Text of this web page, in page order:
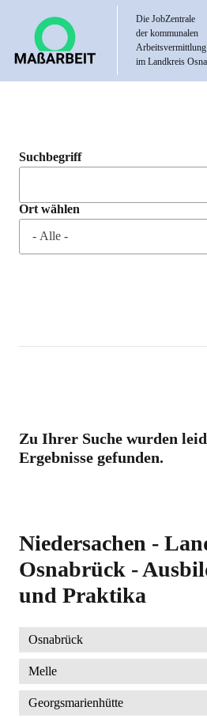
Die JobZentrale
der kommunalen
Arbeitsvermittlung
im Landkreis
Suchbegriff
Ort wählen
Zu Ihrer Suche wurden
Ergebnisse gefunden.
Niedersachen -
Osnabrück -
und Praktika
Osnabrück
Melle
Georgsmarienhütte